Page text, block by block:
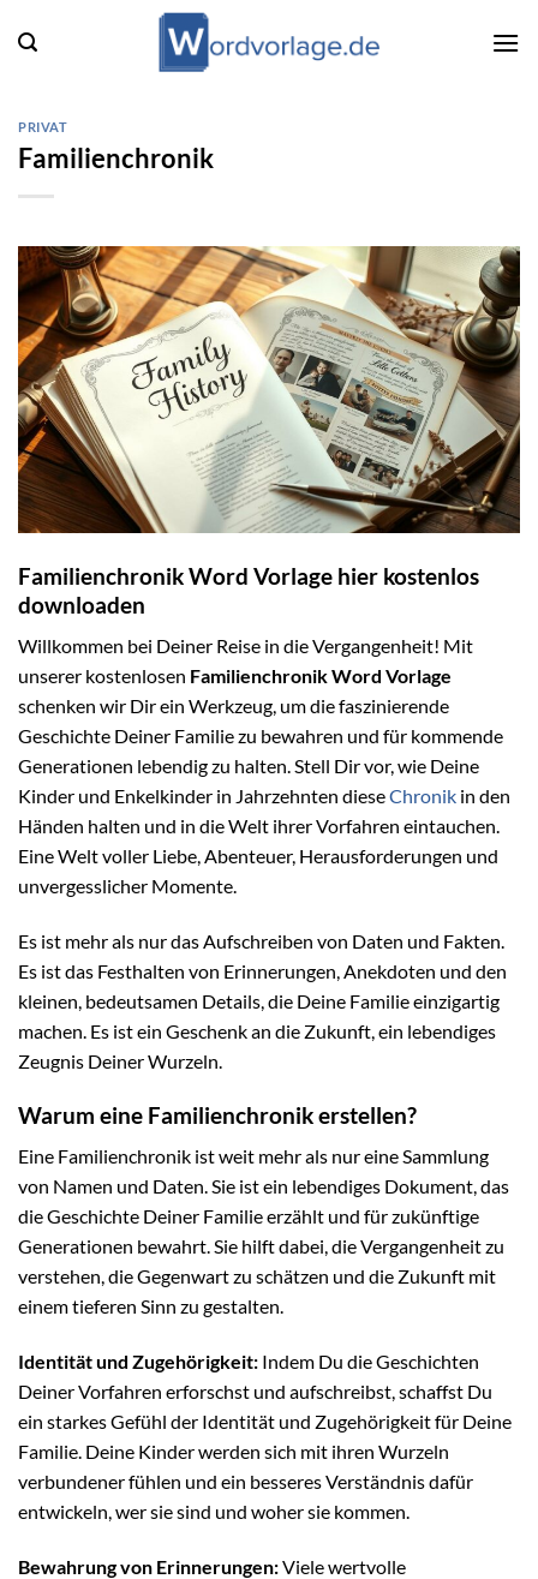
Inhalt
PRIVAT
Familienchronik
Familienchronik Word Vorlage hier kostenlos
downloaden
Willkommen bei Deiner Reise in die Vergangenheit! Mit
unserer kostenlosen Familienchronik Word Vorlage
schenken wir Dir ein Werkzeug, um die faszinierende
Geschichte Deiner Familie zu bewahren und für kommende
Generationen lebendig zu halten. Stell Dir vor, wie Deine
Kinder und Enkelkinder in Jahrzehnten dieseChronik in den
Händen halten und in die Welt ihrer Vorfahren eintauchen.
Eine Welt voller Liebe, Abenteuer, Herausforderungen und
unvergesslicher Momente.
Es ist mehr als nur das Aufschreiben von Daten und Fakten.
Es ist das Festhalten von Erinnerungen, Anekdoten und den
kleinen, bedeutsamen Details, die Deine Familie einzigartig
machen. Es ist ein Geschenk an die Zukunft, ein lebendiges
Zeugnis Deiner Wurzeln.
Warum eine Familienchronik erstellen?
Eine Familienchronik ist weit mehr als nur eine Sammlung
von Namen und Daten. Sie ist ein lebendiges Dokument, das
die Geschichte Deiner Familie erzählt und für zukünftige
Generationen bewahrt. Sie hilft dabei, die Vergangenheit zu
verstehen, die Gegenwart zu schätzen und die Zukunft mit
einem tieferen Sinn zu gestalten.
Identität und Zugehörigkeit: Indem Du die Geschichten
Deiner Vorfahren erforschst und aufschreibst, schaffst Du
ein starkes Gefühl der Identität und Zugehörigkeit für Deine
Familie. Deine Kinder werden sich mit ihren Wurzeln
verbundener fühlen und ein besseres Verständnis dafür
entwickeln, wer sie sind und woher sie kommen.
Bewahrung von Erinnerungen:Viele wertvolle